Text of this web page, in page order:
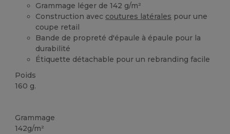
Grammage léger de 142 g/m²
Construction avec coutures latérales pour une
coupe retail
Bande de propreté d'épaule à épaule pour la
durabilité
Étiquette détachable pour un rebranding facile
Poids
160 g.
Grammage
142g/m²